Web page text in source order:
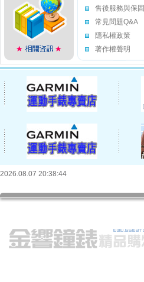
售後服務與保固
常見問題Q&A
隱私權政策
著作權聲明
2026.08.07 20:38:44